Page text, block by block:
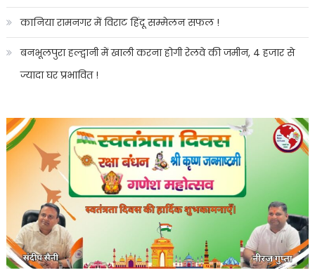
कानिया रामनगर में विराट हिंदू सम्मेलन सफल !
बनभूलपुरा हल्द्वानी में खाली करना होगी रेलवे की जमीन, 4 हजार से
ज्यादा घर प्रभावित !